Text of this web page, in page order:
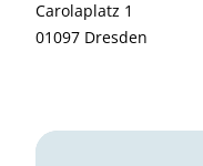
Carolaplatz 1
01097 Dresden